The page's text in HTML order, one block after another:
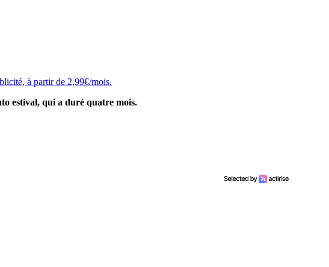
à partir de 2,99€/mois.
estival, qui a duré quatre mois.